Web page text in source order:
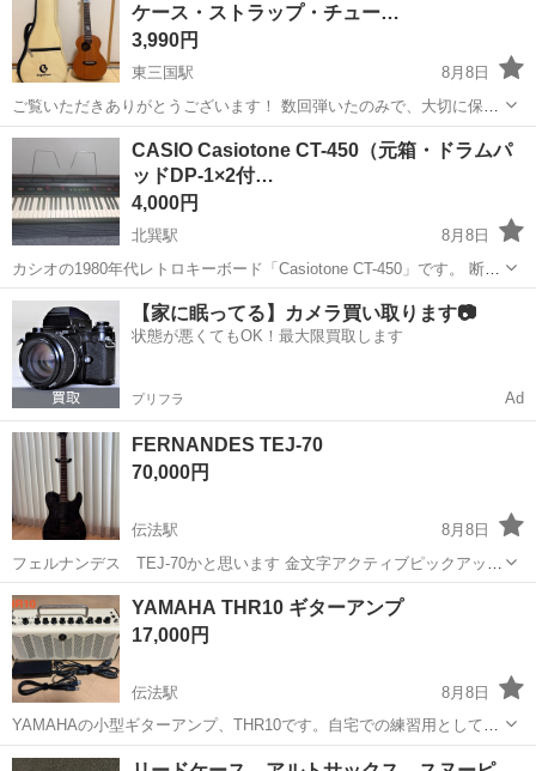
ケース・ストラップ・チュー…
3,990円
東三国駅
8月8日
ご覧いただきありがとうございます！ 数回弾いたのみで、大切に保管
していたBrightMoonのウクレレです。目立つ傷や汚れはなく、ほぼ新
品（準新琴）に近い非常に綺麗な状態です。 指板の可愛い猫ちゃんの
インレイ（装飾）と、サ...
大阪 大阪市
CASIO Casiotone CT-450（元箱・ドラムパ
ッドDP-1×2付…
4,000円
北巽駅
8月8日
カシオの1980年代レトロキーボード「Casiotone CT-450」です。 断捨
離のため出品いたします。 80年代ならではのPCMサンプリング音源
（ドラム等）や、レトロで味のあるカシオトーンサウンドが魅力の一
台です。付...
大阪 大阪市 北巽駅 鍵盤楽器、ピアノ
【家に眠ってる】カメラ買い取ります📷
状態が悪くてもOK！最大限買取します
プリフラ Ad
FERNANDES TEJ-70
70,000円
伝法駅
8月8日
フェルナンデス TEJ-70かと思います 金文字アクティブピックアップ
G柄カーボン調カッティングシート 中古で購入したため、詳細不明で
す 音出し確認済み 年代ものなりの傷はあります 機材整理のため、出
品します 受け...
大阪 大阪市 弦楽器、ギター
YAMAHA THR10 ギターアンプ
17,000円
伝法駅
8月8日
YAMAHAの小型ギターアンプ、THR10です。自宅での練習用として非
常に人気のあるモデルです。動作確認済みで、付属品として電源アダ
大阪 大阪市 伝法駅